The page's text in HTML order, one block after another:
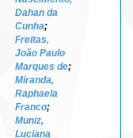
Dahan da
Cunha;
Freitas,
João Paulo
Marques de;
Miranda,
Raphaela
Franco;
Muniz,
Luciana